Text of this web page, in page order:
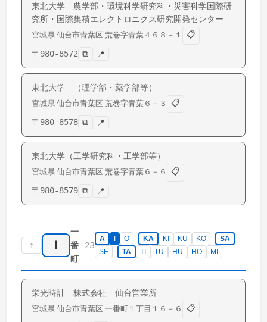
東北大学 農学部・環境科学研究科・災害科学国際研
究所・国際集積エレクトロニクス研究開発センター
宮城県 仙台市青葉区 荒巻字青葉４６８－１
📋
〒 980-8572 ⧉ 📍
東北大学 （理学部・薬学部等）
宮城県 仙台市青葉区 荒巻字青葉６－３
📋
〒 980-8578 ⧉ 📍
東北大学（工学研究科・工学部等）
宮城県 仙台市青葉区 荒巻字青葉６－６
📋
〒 980-8579 ⧉ 📍
↑ I
一
番
町
23
A I O KA KI KU KO
SA
SE
TA TI TU HU HO MI
栄光時計 株式会社 仙台営業所
宮城県 仙台市青葉区 一番町 １丁目１６－６
📋